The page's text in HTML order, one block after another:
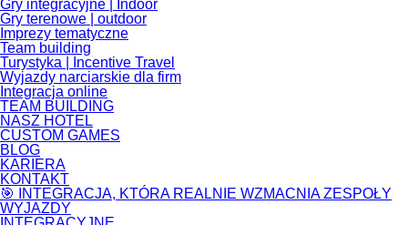
Gry integracyjne | Indoor
Gry terenowe | outdoor
Imprezy tematyczne
Team building
Turystyka | Incentive Travel
Wyjazdy narciarskie dla firm
Integracja online
TEAM BUILDING
NASZ HOTEL
CUSTOM GAMES
BLOG
KARIERA
KONTAKT
🎯 INTEGRACJA, KTÓRA REALNIE WZMACNIA ZESPOŁY
WYJAZDY